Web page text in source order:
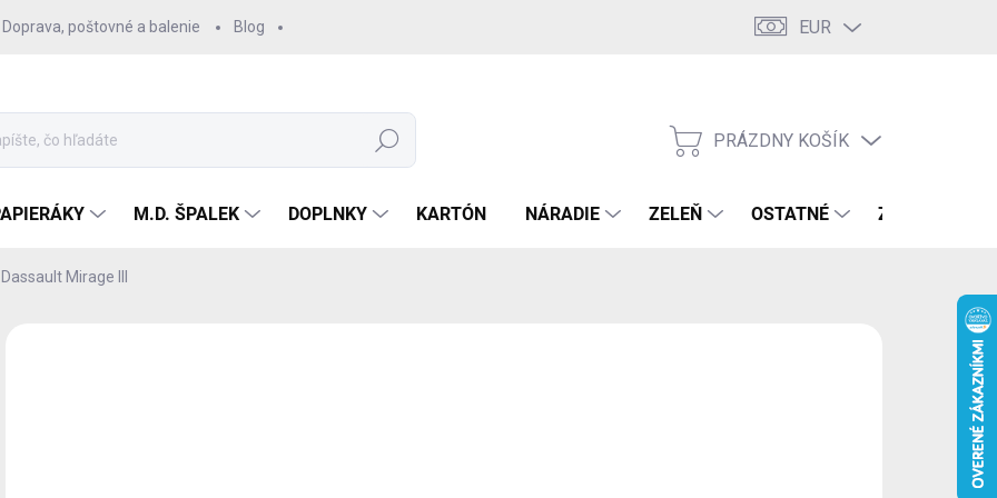
Doprava, poštovné a balenie Blog EUR
Hľadať
NÁKUPNÝ
PRÁZDNY KOŠÍK
M.D. ŠPALEK DOPLNKY KARTÓN NÁRADIE ZELEŇ OSTATNÉ ZNAČKY
Mirage III